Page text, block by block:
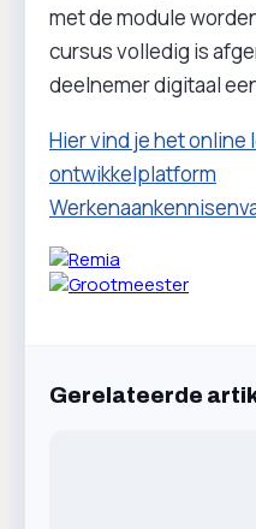
met de module
cursus volledig is
deelnemer digitaal
Hier vind je het online
ontwikkelplatform
Gerelateerde